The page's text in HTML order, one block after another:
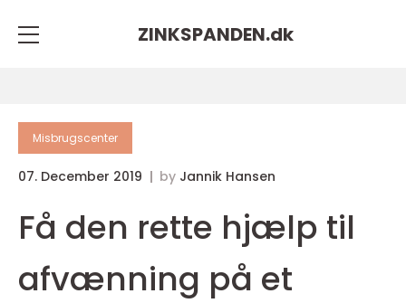
ZINKSPANDEN.dk
Misbrugscenter
07. December 2019 by Jannik Hansen
Få den rette hjælp til
afvænning på et